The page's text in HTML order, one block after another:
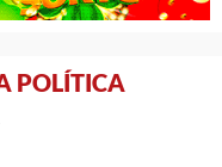
POLÍTICA